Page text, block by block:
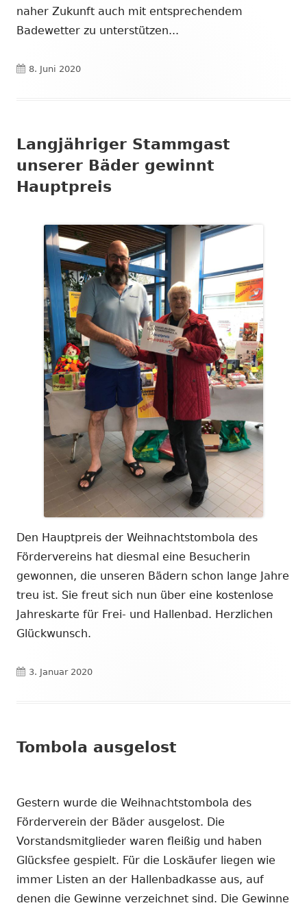
naher Zukunft auch mit entsprechendem
Badewetter zu unterstützen...
Veröffentlicht
8. Juni 2020
Langjähriger Stammgast
unserer Bäder gewinnt
Hauptpreis
Den Hauptpreis der Weihnachtstombola des
Fördervereins hat diesmal eine Besucherin
gewonnen, die unseren Bädern schon lange Jahre
treu ist. Sie freut sich nun über eine kostenlose
Jahreskarte für Frei- und Hallenbad. Herzlichen
Glückwunsch.
Veröffentlicht
3. Januar 2020
Tombola ausgelost
Gestern wurde die Weihnachtstombola des
Förderverein der Bäder ausgelost. Die
Vorstandsmitglieder waren fleißig und haben
Glücksfee gespielt. Für die Loskäufer liegen wie
immer Listen an der Hallenbadkasse aus, auf
denen die Gewinne verzeichnet sind. Die Gewinne